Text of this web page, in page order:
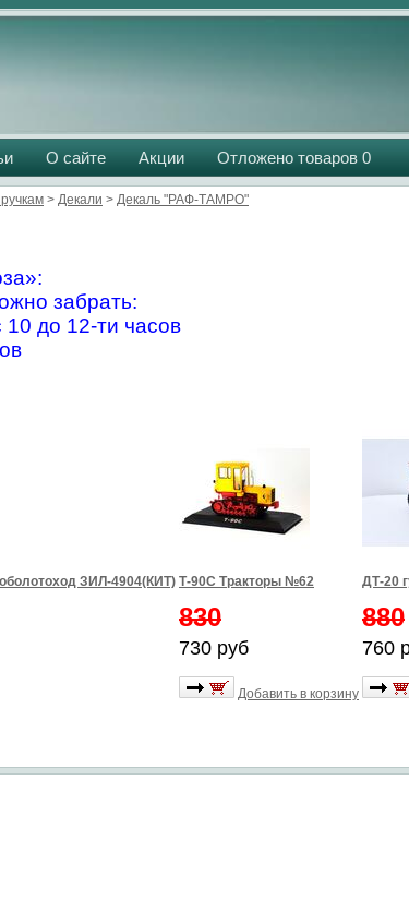
О сайте Акции Отложено товаров 0
> Декали > Декаль "РАФ-ТАМРО"
забрать:
до 12-ти часов
ЗИЛ-4904(КИТ) Т-90С Тракторы №62
830
730 руб
Добавить в корзину
ДТ-20
880
760